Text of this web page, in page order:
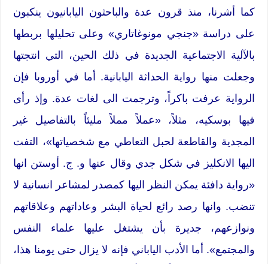
كما أشرنا، منذ قرون عدة والباحثون اليابانيون ينكبون
على دراسة «جنجي مونوغاتاري» وعلى تحليلها بربطها
بالآلية الاجتماعية الجديدة في ذلك الحين، التي انتجتها
وجعلت منها رواية الحداثة اليابانية. أما في أوروبا فإن
الرواية عرفت باكراً، وترجمت الى لغات عدة. وإذ رأى
فيها بوسكيه، مثلاً، «عملاً مملاً مليئاً بالتفاصيل غير
المجدية والقاطعة لحبل التعاطي مع شخصياتها»، التفت
اليها الانكليز في شكل جدي وقال عنها و. ج. أوستن انها
«رواية دافئة يمكن النظر اليها كمصدر لمشاعر انسانية لا
تنضب. وانها رصد رائع لحياة البشر وعاداتهم وعلاقاتهم
ونوازعهم، جديرة بأن يشتغل عليها علماء النفس
والمجتمع». أما الأدب الياباني فإنه لا يزال حتى يومنا هذا،